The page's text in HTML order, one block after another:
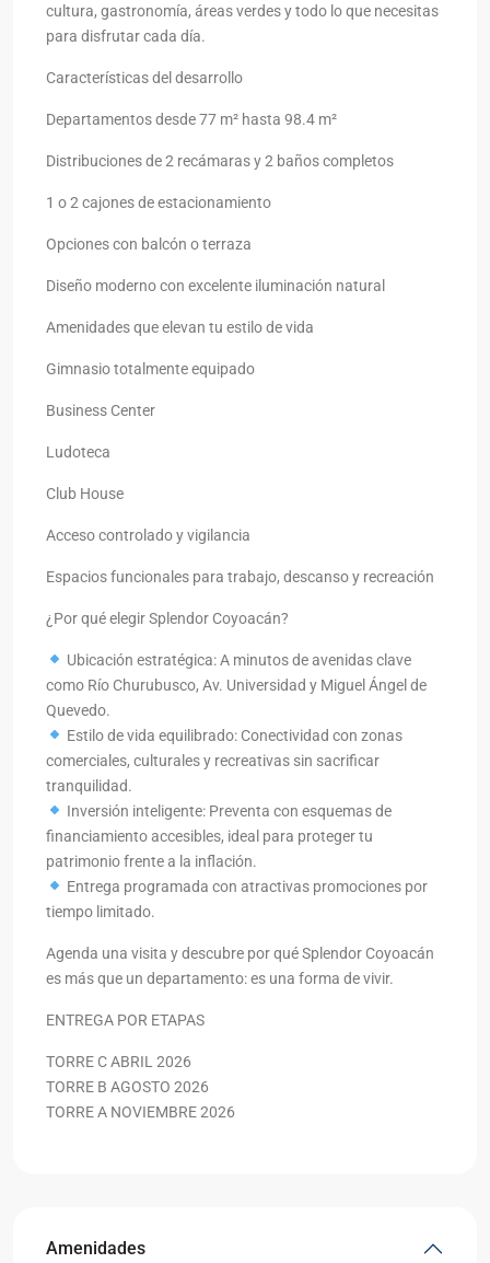
cultura, gastronomía, áreas verdes y todo lo que necesitas
para disfrutar cada día.
Características del desarrollo
Departamentos desde 77 m² hasta 98.4 m²
Distribuciones de 2 recámaras y 2 baños completos
1 o 2 cajones de estacionamiento
Opciones con balcón o terraza
Diseño moderno con excelente iluminación natural
Amenidades que elevan tu estilo de vida
Gimnasio totalmente equipado
Business Center
Ludoteca
Club House
Acceso controlado y vigilancia
Espacios funcionales para trabajo, descanso y recreación
¿Por qué elegir Splendor Coyoacán?
Ubicación estratégica: A minutos de avenidas clave
como Río Churubusco, Av. Universidad y Miguel Ángel de
Quevedo.
Estilo de vida equilibrado: Conectividad con zonas
comerciales, culturales y recreativas sin sacrificar
tranquilidad.
Inversión inteligente: Preventa con esquemas de
financiamiento accesibles, ideal para proteger tu
patrimonio frente a la inflación.
Entrega programada con atractivas promociones por
tiempo limitado.
Agenda una visita y descubre por qué Splendor Coyoacán
es más que un departamento: es una forma de vivir.
ENTREGA POR ETAPAS
TORRE C ABRIL 2026
TORRE B AGOSTO 2026
TORRE A NOVIEMBRE 2026
Amenidades